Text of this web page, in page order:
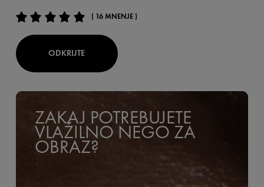
( 16 MNENJE )
ODKRIJTE
ZAKAJ POTREBUJETE
VLAŽILNO NEGO ZA
OBRAZ?